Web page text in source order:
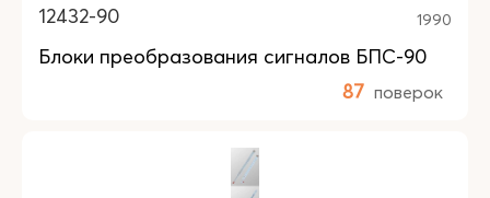
12432-90 1990
Блоки преобразования сигналов БПС-90
87 поверок